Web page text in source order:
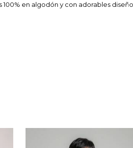
en algodón y con adorables